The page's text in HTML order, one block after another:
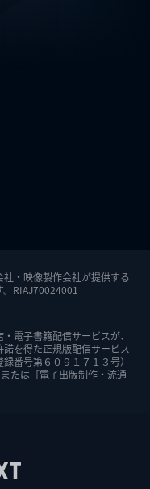
・映像製作会社が提供する
RIAJ70024001
電子書籍配信サービスが、
を得た正規版配信サービス
番号第６０９１７１３号）
たは［電子出版制作・流通